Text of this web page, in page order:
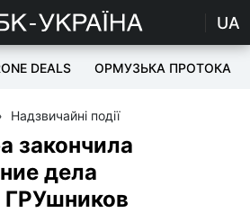
UA
DEALS ОРМУЗЬКА ПРОТОКА
Надзвичайні події
закончила
дела
ГРУшников